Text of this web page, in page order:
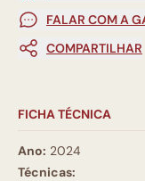
FALAR COM A
COMPARTILHAR
FICHA TÉCNICA
Ano: 2024
Técnicas: